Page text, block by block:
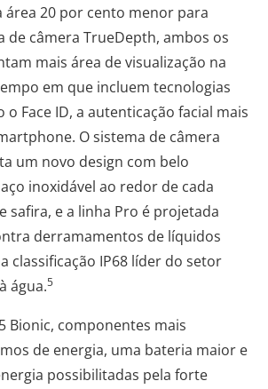
área 20 por cento menor para
de câmera TrueDepth, ambos os
mais área de visualização na
em que incluem tecnologias
Face ID, a autenticação facial mais
O sistema de câmera
um novo design com belo
inoxidável ao redor de cada
safira, e a linha Pro é projetada
derramamentos de líquidos
classificação IP68 líder do setor
água.5
Bionic, componentes mais
de energia, uma bateria maior e
possibilitadas pela forte